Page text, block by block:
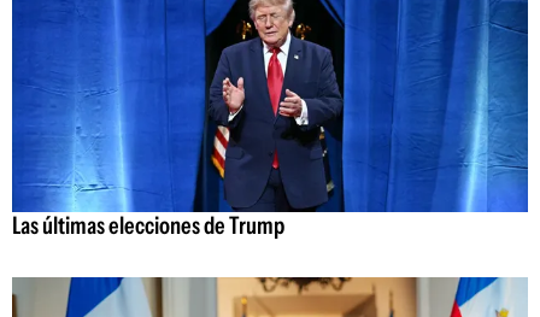
Las últimas elecciones de Trump